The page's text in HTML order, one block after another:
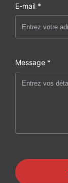
E-mail *
Message *